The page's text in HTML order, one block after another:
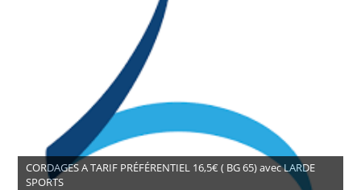
CORDAGES A TARIF PRÉFÉRENTIEL 16,5€ ( BG 65) avec LARDE
SPORTS